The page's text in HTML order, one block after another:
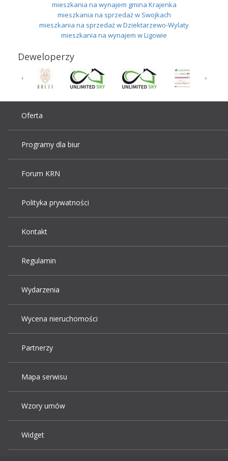
mieszkania na wynajem gmina Krajenka
mieszkania na sprzedaż w Swojkach
mieszkania na sprzedaż w Dziektarzewo-Wylaty
mieszkania na wynajem w Ligowie
Deweloperzy
Oferta
Programy dla biur
Forum KRN
Polityka prywatności
Kontakt
Regulamin
Wydarzenia
Wycena nieruchomości
Partnerzy
Mapa serwisu
Wzory umów
Widget